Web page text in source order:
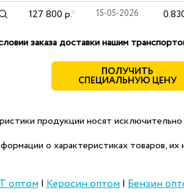
127 800 р.* 15-05-2026
заказа доставки нашим
ПОЛУЧИТЬ
СПЕЦИАЛЬНУЮ ЦЕНУ
продукции носят
о характеристиках товаров, их
оптом|Керосин оптом|Бензин